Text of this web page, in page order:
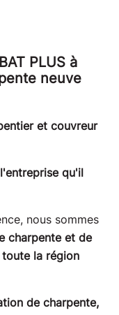
PLUS à
neuve
et couvreur
qu'il
nous sommes
charpente et de
toute la région
de charpente,